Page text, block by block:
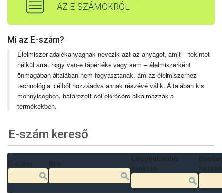
AZ E-SZÁMOKRÓL
Mi az E-szám?
Élelmiszer-adalékanyagnak nevezik azt az anyagot, amit – tekintet
nélkül arra, hogy van-e tápértéke vagy sem – élelmiszerként
önmagában általában nem fogyasztanak, ám az élelmiszerhez
technológiai célból hozzáadva annak részévé válik. Általában kis
mennyiségben, határozott cél elérésére alkalmazzák a
termékekben.
E-szám kereső